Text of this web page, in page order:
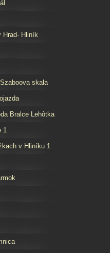
Hrad- Hliník
skala
Bralce Lehôtka
1
v Hliníku 1